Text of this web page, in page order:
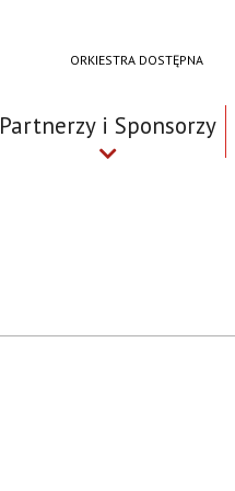
ORKIESTRA DOSTĘPNA
Partnerzy i Sponsorzy